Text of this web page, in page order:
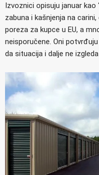
Izvoznici opisuju januar kao
zabuna i kašnjenja na
poreza za kupce u EU, a
neisporučene. Oni
da situacija i dalje ne